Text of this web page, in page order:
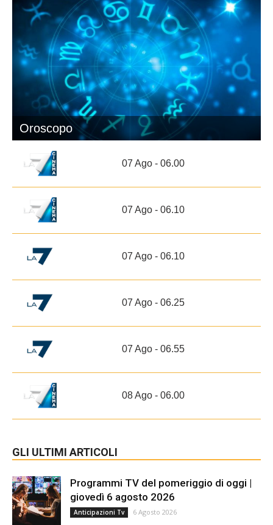
Oroscopo
07 Ago - 06.00
07 Ago - 06.10
07 Ago - 06.10
07 Ago - 06.25
07 Ago - 06.55
08 Ago - 06.00
GLI ULTIMI ARTICOLI
Programmi TV del pomeriggio di oggi |
giovedì 6 agosto 2026
Anticipazioni Tv 6 Agosto 2026